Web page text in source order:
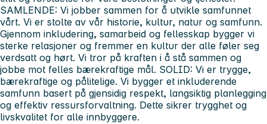
SAMLENDE: Vi jobber sammen for å utvikle samfunnet
vårt. Vi er stolte av vår historie, kultur, natur og samfunn.
Gjennom inkludering, samarbeid og fellesskap bygger vi
sterke relasjoner og fremmer en kultur der alle føler seg
verdsatt og hørt. Vi tror på kraften i å stå sammen og
jobbe mot felles bærekraftige mål. SOLID: Vi er trygge,
bærekraftige og pålitelige. Vi bygger et inkluderende
samfunn basert på gjensidig respekt, langsiktig planlegging
og effektiv ressursforvaltning. Dette sikrer trygghet og
livskvalitet for alle innbyggere.